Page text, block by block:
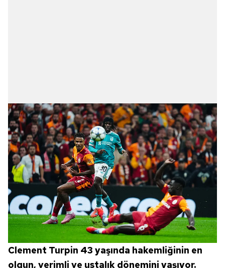
Clement Turpin 43 yaşında hakemliğinin en
olgun, verimli ve ustalık dönemini yaşıyor.